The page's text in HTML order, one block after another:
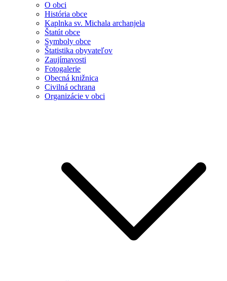
O obci
História obce
Kaplnka sv. Michala archanjela
Štatút obce
Symboly obce
Štatistika obyvateľov
Zaujímavosti
Fotogalerie
Obecná knižnica
Civilná ochrana
Organizácie v obci